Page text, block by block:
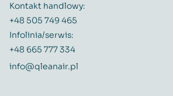
Kontakt handlowy:
+48 505 749 465
Infolinia/serwis:
+48 665 777 334
info@qleanair.pl